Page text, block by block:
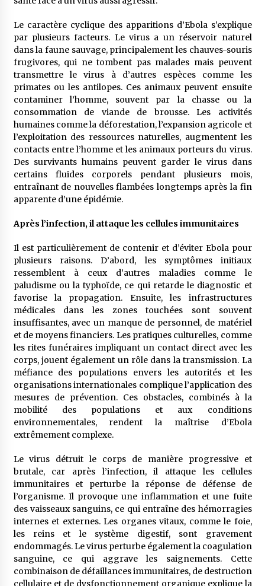
Le caractère cyclique des apparitions d’Ebola s’explique
par plusieurs facteurs. Le virus a un réservoir naturel
dans la faune sauvage, principalement les chauves-souris
frugivores, qui ne tombent pas malades mais peuvent
transmettre le virus à d’autres espèces comme les
primates ou les antilopes. Ces animaux peuvent ensuite
contaminer l’homme, souvent par la chasse ou la
consommation de viande de brousse. Les activités
humaines comme la déforestation, l’expansion agricole et
l’exploitation des ressources naturelles, augmentent les
contacts entre l’homme et les animaux porteurs du virus.
Des survivants humains peuvent garder le virus dans
certains fluides corporels pendant plusieurs mois,
entraînant de nouvelles flambées longtemps après la fin
apparente d’une épidémie.
Après l’infection, il attaque les cellules immunitaires
Il est particulièrement de contenir et d’éviter Ebola pour
plusieurs raisons. D’abord, les symptômes initiaux
ressemblent à ceux d’autres maladies comme le
paludisme ou la typhoïde, ce qui retarde le diagnostic et
favorise la propagation. Ensuite, les infrastructures
médicales dans les zones touchées sont souvent
insuffisantes, avec un manque de personnel, de matériel
et de moyens financiers. Les pratiques culturelles, comme
les rites funéraires impliquant un contact direct avec les
corps, jouent également un rôle dans la transmission. La
méfiance des populations envers les autorités et les
organisations internationales complique l’application des
mesures de prévention. Ces obstacles, combinés à la
mobilité des populations et aux conditions
environnementales, rendent la maîtrise d’Ebola
extrêmement complexe.
Le virus détruit le corps de manière progressive et
brutale, car après l’infection, il attaque les cellules
immunitaires et perturbe la réponse de défense de
l’organisme. Il provoque une inflammation et une fuite
des vaisseaux sanguins, ce qui entraîne des hémorragies
internes et externes. Les organes vitaux, comme le foie,
les reins et le système digestif, sont gravement
endommagés. Le virus perturbe également la coagulation
sanguine, ce qui aggrave les saignements. Cette
combinaison de défaillances immunitaires, de destruction
cellulaire et de dysfonctionnement organique explique la